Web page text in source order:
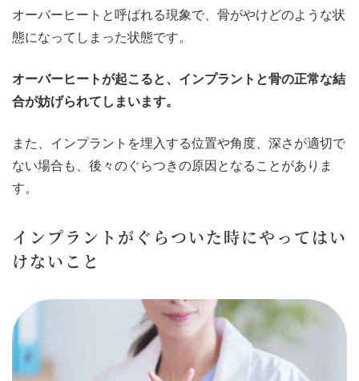
オーバーヒートと呼ばれる現象で、骨がやけどのような状
態になってしまった状態です。
オーバーヒートが起こると、インプラントと骨の正常な結
合が妨げられてしまいます。
また、インプラントを埋入する位置や角度、深さが適切で
ない場合も、後々のぐらつきの原因となることがありま
す。
インプラントがぐらついた時にやってはい
けないこと